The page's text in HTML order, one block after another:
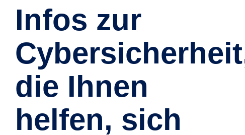
Infos zur
die Ihnen
helfen, sich